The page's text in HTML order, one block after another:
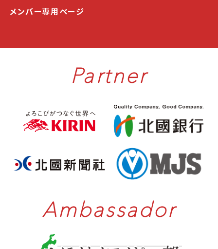
メンバー専用ページ
Partner
Ambassador